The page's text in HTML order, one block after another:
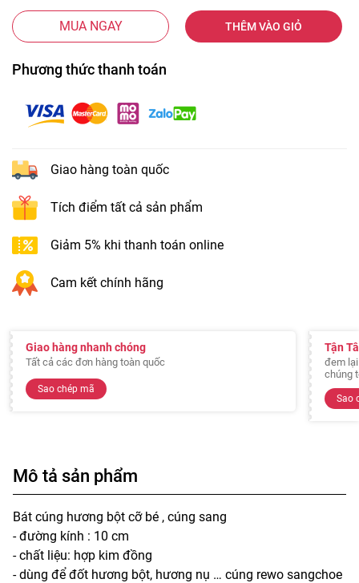
MUA NGAY THÊM VÀO GIỎ
Phương thức thanh toán
Giao hàng toàn quốc
Tích điểm tất cả sản phẩm
Giảm 5% khi thanh toán online
Cam kết chính hãng
Giao hàng nhanh chóng
Tất cả các đơn hàng toàn quốc
Sao chép mã
Tận
đem
chúng
Sao
Mô tả sản phẩm
Bát cúng hương bột cỡ bé , cúng sang
- đường kính : 10 cm
- chất liệu: hợp kim đồng
- dùng để đốt hương bột, hương nụ … cúng rewo sangchoe